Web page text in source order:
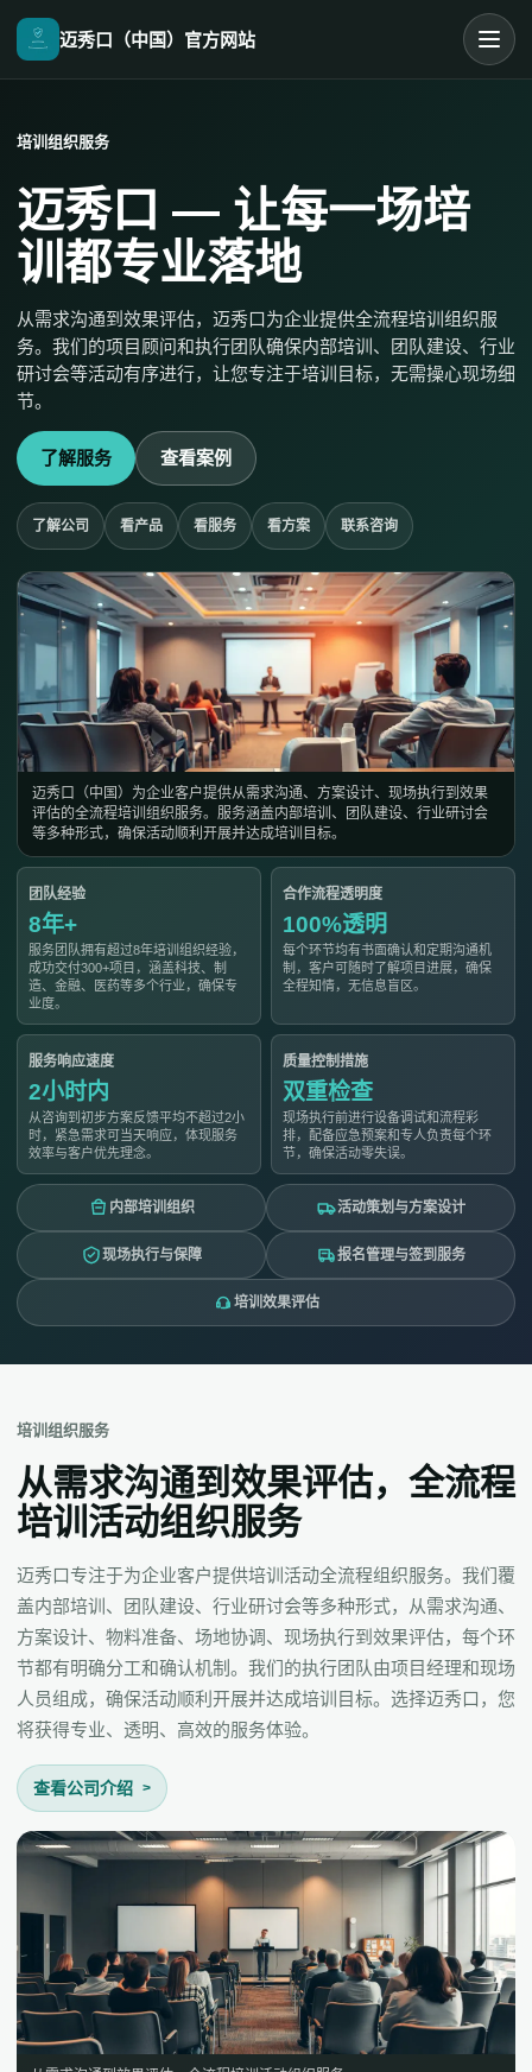
迈秀口（中国）官方网站
培训组织服务
迈秀口 — 让每一场培
训都专业落地
从需求沟通到效果评估，迈秀口为企业提供全流程培训组织服
务。我们的项目顾问和执行团队确保内部培训、团队建设、行业
研讨会等活动有序进行，让您专注于培训目标，无需操心现场细
节。
了解服务 查看案例
了解公司 看产品 看服务 看方案 联系咨询
迈秀口（中国）为企业客户提供从需求沟通、方案设计、现场执行到效果
评估的全流程培训组织服务。服务涵盖内部培训、团队建设、行业研讨会
等多种形式，确保活动顺利开展并达成培训目标。
团队经验
8年+
服务团队拥有超过8年培训组织经验，
成功交付300+项目，涵盖科技、制
造、金融、医药等多个行业，确保专
业度。
合作流程透明度
100%透明
每个环节均有书面确认和定期沟通机
制，客户可随时了解项目进展，确保
全程知情，无信息盲区。
服务响应速度
2小时内
从咨询到初步方案反馈平均不超过2小
时，紧急需求可当天响应，体现服务
效率与客户优先理念。
质量控制措施
双重检查
现场执行前进行设备调试和流程彩
排，配备应急预案和专人负责每个环
节，确保活动零失误。
内部培训组织 活动策划与方案设计
现场执行与保障 报名管理与签到服务
培训效果评估
培训组织服务
从需求沟通到效果评估，全流程
培训活动组织服务
迈秀口专注于为企业客户提供培训活动全流程组织服务。我们覆
盖内部培训、团队建设、行业研讨会等多种形式，从需求沟通、
方案设计、物料准备、场地协调、现场执行到效果评估，每个环
节都有明确分工和确认机制。我们的执行团队由项目经理和现场
人员组成，确保活动顺利开展并达成培训目标。选择迈秀口，您
将获得专业、透明、高效的服务体验。
查看公司介绍